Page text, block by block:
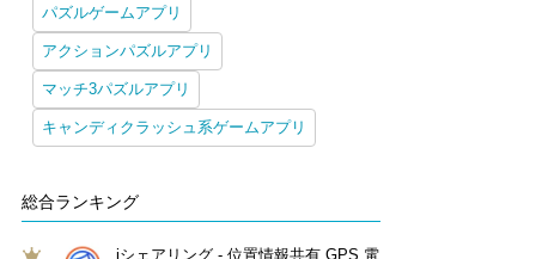
パズルゲームアプリ
アクションパズルアプリ
マッチ3パズルアプリ
キャンディクラッシュ系ゲームアプリ
総合ランキング
iシェアリング - 位置情報共有 GPS 電